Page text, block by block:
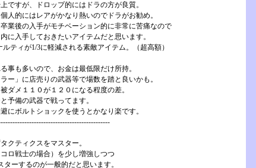
ですが、ドロップ的にはドラの方が良質。
人的にはレアがかなり熱いのでドラがお勧め。
業後の入手がモチベーション的に非常に苦痛なので
に入手しておきたいアイテムだと思います。
ティが1/3に軽減される素敵アイテム。（超高額）
事も多いので、お金は最低限だけ所持。
ー」に店売りの武器等で場数を踏と良いかも。
ダメ１１０が１２０になる程度の差。
予備の武器で戦ってます。
にボルトショックを使うとかなり楽です。
­--------
クティクスをマスター。
ロ戦士の場合）を少し増強しつつ
ーするのが一般的だと思います。